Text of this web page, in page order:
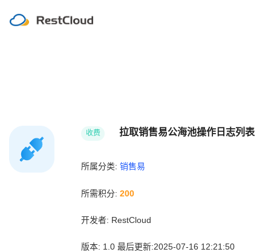
收费 拉取销售易公海池操作日志列表
所属分类:销售易
所需积分:200
开发者: RestCloud
版本: 1.0 最后更新:2025-07-16 12:21:50